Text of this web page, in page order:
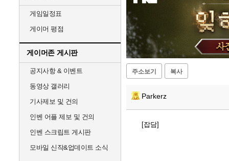
게임일정표
게이머 평점
게이머존 게시판
공지사항 & 이벤트
동영상 갤러리
기사제보 및 건의
인벤 어플 제보 및 건의
인벤 스크립트 게시판
모바일 신작&업데이트 소식
주소보기 복사
Parkerz
[잡담]